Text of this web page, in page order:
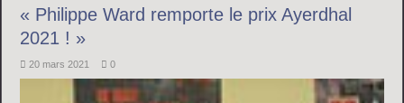
« Philippe Ward remporte le prix Ayerdhal
2021 ! »
20 mars 2021 0